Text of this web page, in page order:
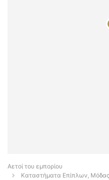
Αετοί του εμπορίου
Καταστήματα Επίπλων,